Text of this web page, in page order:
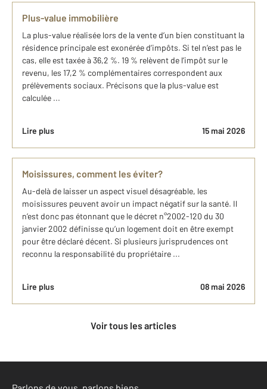
Plus-value immobilière
La plus-value réalisée lors de la vente d’un bien constituant la
résidence principale est exonérée d’impôts. Si tel n’est pas le
cas, elle est taxée à 36,2 %. 19 % relèvent de l’impôt sur le
revenu, les 17,2 % complémentaires correspondent aux
prélèvements sociaux. Précisons que la plus-value est
calculée ...
Lire plus 15 mai 2026
Moisissures, comment les éviter?
Au-delà de laisser un aspect visuel désagréable, les
moisissures peuvent avoir un impact négatif sur la santé. Il
n’est donc pas étonnant que le décret n°2002-120 du 30
janvier 2002 définisse qu’un logement doit en être exempt
pour être déclaré décent. Si plusieurs jurisprudences ont
reconnu la responsabilité du propriétaire ...
Lire plus 08 mai 2026
Voir tous les articles